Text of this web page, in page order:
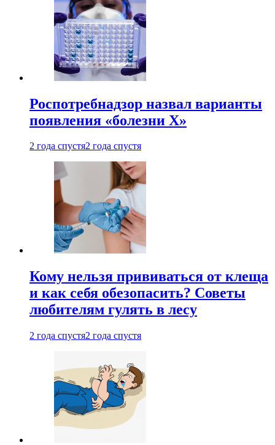
Роспотребнадзор назвал варианты
появления «болезни Х»
2 года спустя2 года спустя
Кому нельзя прививаться от клеща
и как себя обезопасить? Советы
любителям гулять в лесу
2 года спустя2 года спустя